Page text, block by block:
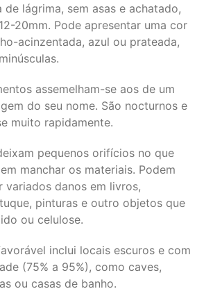
de lágrima, sem asas e achatado,
20mm. Pode apresentar uma cor
acinzentada, azul ou prateada,
assemelham-se aos de um
do seu nome. São nocturnos e
muito rapidamente.
pequenos orifícios no que
manchar os materiais. Podem
variados danos em livros,
pinturas e outro objetos que
ou celulose.
inclui locais escuros e com
(75% a 95%), como caves,
ou casas de banho.